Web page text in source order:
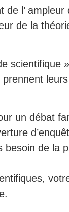
l’
de la
scientifique
un débat
besoin de la